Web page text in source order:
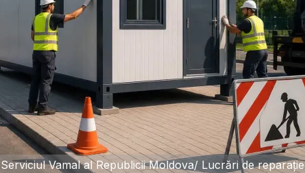
Serviciul Vamal al Republicii Moldova/ Lucrări de reparație